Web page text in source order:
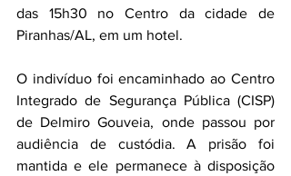
das 15h30 no Centro da cidade de
Piranhas/AL, em um hotel.
O indivíduo foi encaminhado ao Centro
Integrado de Segurança Pública (CISP)
de Delmiro Gouveia, onde passou por
audiência de custódia. A prisão foi
mantida e ele permanece à disposição